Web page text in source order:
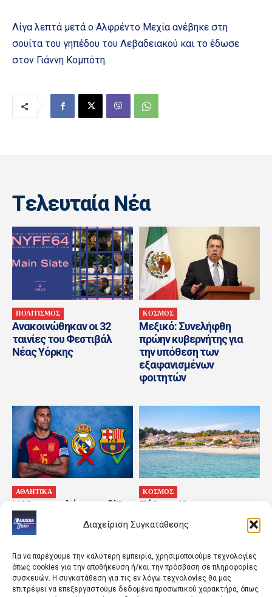
Διαχείριση Συγκατάθεσης
Για να παρέχουμε την καλύτερη εμπειρία, χρησιμοποιούμε τεχνολογίες
όπως cookies για την αποθήκευση ή/και την πρόσβαση σε πληροφορίες
συσκευών. Η συγκατάθεση για τις εν λόγω τεχνολογίες θα μας
επιτρέψει να επεξεργαστούμε δεδομένα προσωπικού χαρακτήρα, όπως
Λίγα λεπτά μετά ο Αλφρέντο Μεχία ανέβηκε στη
σουίτα του γηπέδου του Λεβαδειακού και το έδωσε
στον Γιάννη Κομπότη.
Tελευταία Nέα
ΠΟΛΙΤΙΣΜΟΣ
Ανακοινώθηκαν οι 32
ταινίες του Φεστιβάλ
Νέας Υόρκης
ΚΟΣΜΟΣ
Μεξικό: Συνελήφθη
πρώην κυβερνήτης για
την υπόθεση των
εξαφανισμένων
φοιτητών
ΑΘΛΗΤΙΚΑ
Η Μπαρτσελόνα κερδίζει
τη μάχη με τη Ρεάλ
Μαδρίτης για τον
ΚΟΣΜΟΣ
Πέθανε 69χρονος
λουόμενος στην παραλία
της Σίβηρης